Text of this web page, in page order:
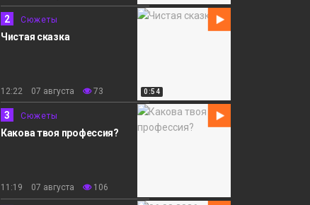
0:54
2 Сюжеты
Чистая сказка
12:22 07 августа 73
3 Сюжеты
Какова твоя профессия?
11:19 07 августа 106